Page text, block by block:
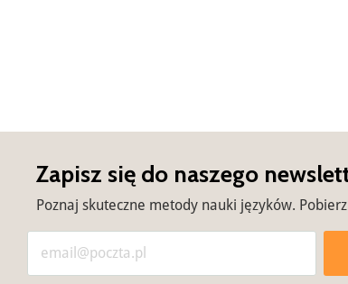
Zapisz się do naszego
Poznaj skuteczne metody nauki języków.